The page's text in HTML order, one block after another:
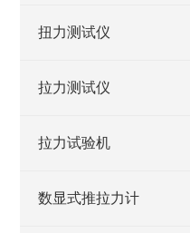
扭力测试仪
拉力测试仪
拉力试验机
数显式推拉力计